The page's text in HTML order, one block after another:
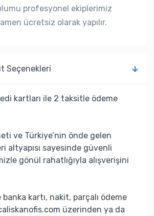
profesyonel ekiplerimiz
ücretsiz olarak yapılır.
Seçenekleri
kartları ile 2 taksitle ödeme
ve Türkiye’nin önde gelen
altyapısı sayesinde güvenli
gönül rahatlığıyla alışverişini
kartı, nakit, parçalı ödeme
üzerinden ya da